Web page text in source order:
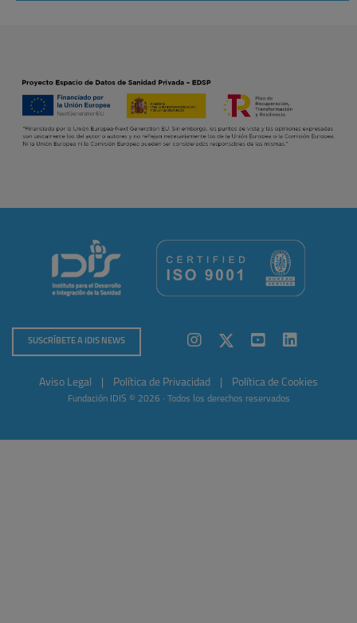
SUSCRÍBETE A IDIS NEWS
Aviso Legal Política de Privacidad Política de Cookies
Fundación IDIS © 2026 · Todos los derechos reservados